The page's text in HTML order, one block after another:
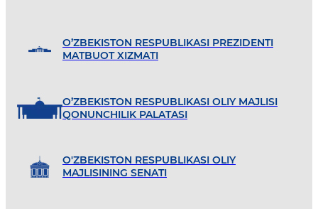
O’ZBEKISTON RESPUBLIKASI PREZIDENTI
MATBUOT XIZMATI
O’ZBEKISTON RESPUBLIKASI OLIY MAJLISI
QONUNCHILIK PALATASI
O'ZBEKISTON RESPUBLIKASI OLIY
MAJLISINING SENATI